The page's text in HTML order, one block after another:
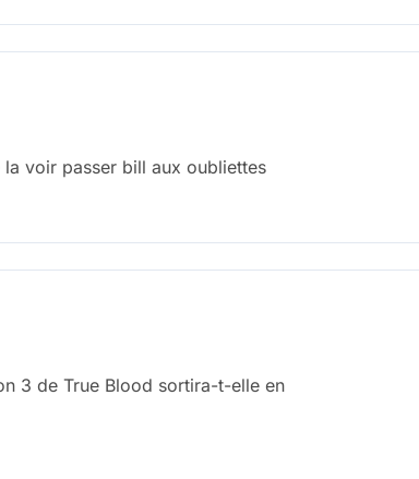
voir passer bill aux oubliettes
3 de True Blood sortira-t-elle en